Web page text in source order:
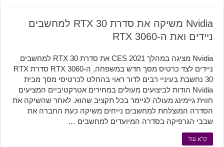
Nvidia משיקה את סדרת RTX 30 למחשבים
ניידים ואת ה-RTX 3060
Nvidia מציגה במהלך CES 2021 את סדרת RTX 30 למחשבים
ניידים לצד כרטיס מסך חדש במשפחה, ה-RTX 3060 סדרת RTX
30 נחשבת בעיניי רבים לדור ראוי בהחלט לכרטיסי מסך מבית
Nvidia הודות לביצועים מעולים במחירים אטרקטיביים המציעים
חווית גיימינג מעולה לגיימר בכל תקציב שהוא. לאחר שהשיקה את
הסדרה המוצלחת למחשבים נייחים משיקה כעת החברה את
שבבי הגרפיקה בסדרה המיועדים למחשבים …
קרא עוד